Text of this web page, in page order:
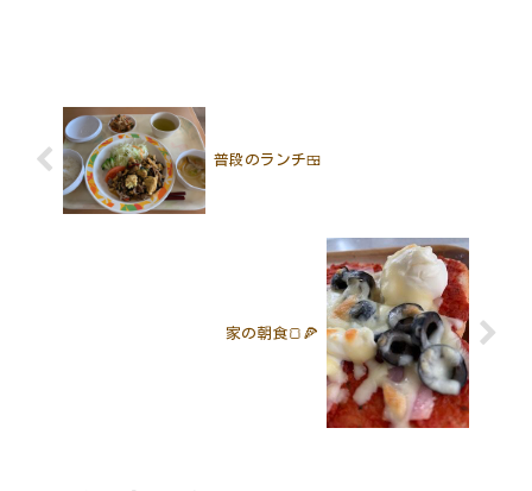
普段のランチ🍱
家の朝食🍞🍕